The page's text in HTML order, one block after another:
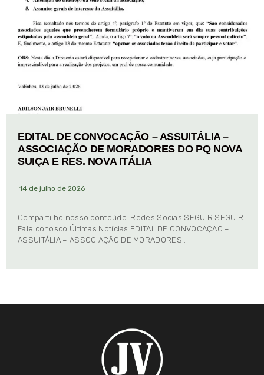
EDITAL DE CONVOCAÇÃO – ASSUITÁLIA –
ASSOCIAÇÃO DE MORADORES DO PQ NOVA
SUIÇA E RES. NOVA ITÁLIA
14 de julho de 2026
Compartilhe nosso conteúdo: Redes Socias SEGUIR SEGUIR
Fale conosco Últimas Notícias EDITAL DE CONVOCAÇÃO –
ASSUITÁLIA – ASSOCIAÇÃO DE MORADORES …